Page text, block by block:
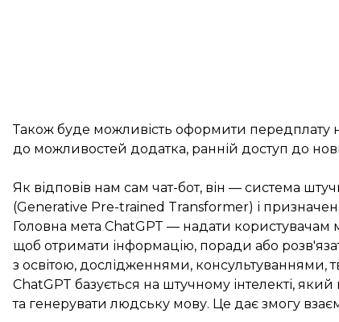
Також буде можливість оформити передплату
до можливостей додатка, ранній доступ до
Як відповів нам сам чат-бот, він — система
(Generative Pre-trained Transformer) і
Головна мета ChatGPT — надати користувачам
щоб отримати інформацію, поради або
з освітою, дослідженнями, консультуваннями,
ChatGPT базується на штучному інтелекті,
та генерувати людську мову. Це дає змогу